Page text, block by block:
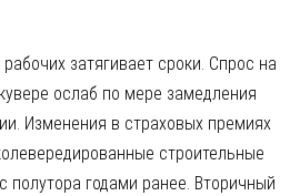
затягивает сроки. Спрос на
ослаб по мере замедления
Изменения в страховых премиях
строительные
полутора годами ранее. Вторичный